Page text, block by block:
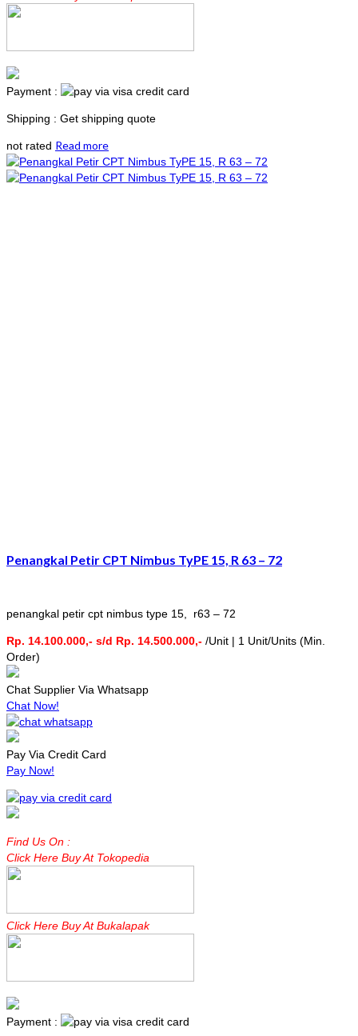
Payment :
Shipping : Get shipping quote
not rated Read more
Penangkal Petir CPT Nimbus TyPE 15, R 63 – 72
penangkal petir cpt nimbus type 15, r63 – 72
Rp. 14.100.000,- s/d Rp. 14.500.000,- /Unit | 1 Unit/Units (Min.
Order)
Chat Supplier Via Whatsapp
Chat Now!
Pay Via Credit Card
Pay Now!
Find Us On :
Click Here Buy At Tokopedia
Click Here Buy At Bukalapak
Payment :